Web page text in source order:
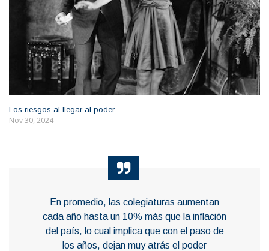
Los riesgos al llegar al poder
Nov 30, 2024
En promedio, las colegiaturas aumentan
cada año hasta un 10% más que la inflación
del país, lo cual implica que con el paso de
los años, dejan muy atrás el poder